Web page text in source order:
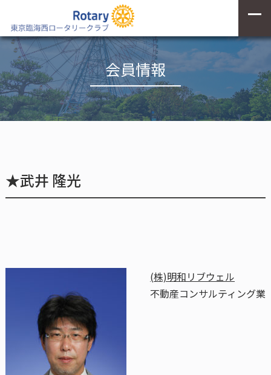
会員情報
★武井 隆光
(株)明和リブウェル
不動産コンサルティング業